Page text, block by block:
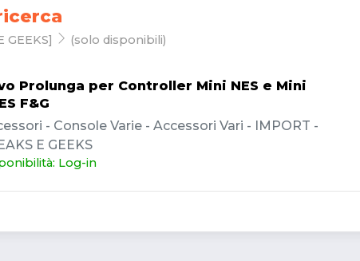
GEEKS] (solo disponibili)
Prolunga per Controller Mini NES e Mini
F&G
- Console Varie - Accessori Vari - IMPORT -
E GEEKS
Log-in